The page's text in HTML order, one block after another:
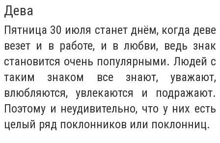
Дева
Пятница 30 июля станет днём, когда деве
везет и в работе, и в любви, ведь знак
становится очень популярными. Людей с
таким знаком все знают, уважают,
влюбляются, увлекаются и подражают.
Поэтому и неудивительно, что у них есть
целый ряд поклонников или поклонниц.